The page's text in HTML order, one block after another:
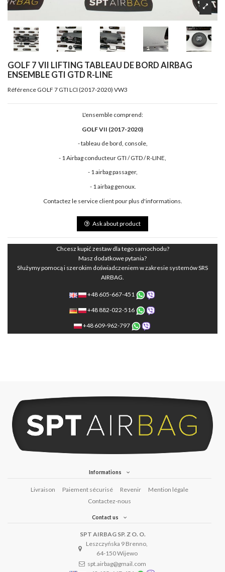
GOLF 7 VII LIFTING TABLEAU DE BORD AIRBAG
ENSEMBLE GTI GTD R-LINE
Référence GOLF 7 GTI LCI (2017-2020) VW3
L'ensemble comprend:
GOLF VII (2017-2020)
- tableau de bord, console,
- 1 Airbag conducteur GTI / GTD / R-LINE,
- 1 airbag passager,
- 1 airbag genoux.
Contactez le service client pour plus d'informations.
Ask about product
Chcesz kupić zestaw dla tego samochodu?
Masz dodatkowe pytania?
Służymy pomocą i szerokim doświadczeniem w zakresie systemów SRS
AIRBAG.
+48 605-667-451
+48 882-022-516
+48 609-962-797
Informations
Livraison Paiement sécurisé Revenir
Mention légale
Contactez-nous
Contact us
SPT AIRBAG SP. Z O. O.
Leszczyńska 9 Brenno,
64-150 Wijewo
spt.airbag@gmail.com